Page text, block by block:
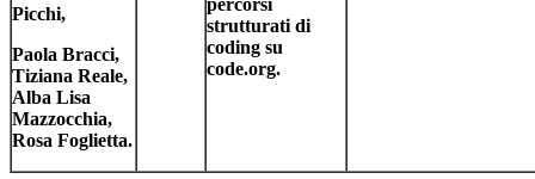
Picchi,
Paola Bracci,
Tiziana Reale,
Alba Lisa
Mazzocchia,
Rosa Foglietta.
percorsi
strutturati di
coding su
code.org.